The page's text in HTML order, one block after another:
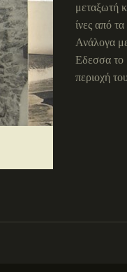
μεταξωτή
ίνες από
Ανάλογα
Εδεσσα το
περιοχή